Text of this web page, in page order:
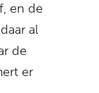
en de
al
de
er